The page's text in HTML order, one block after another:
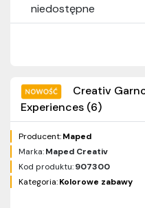
niedostępne
Creativ
Experiences (6)
Producent:Maped
Marka:Maped Creativ
Kod produktu:907300
Kategoria:Kolorowe zabawy